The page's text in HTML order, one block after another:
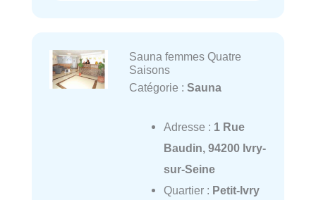
Sauna femmes Quatre
Saisons
Catégorie : Sauna
Adresse : 1 Rue
Baudin, 94200 Ivry-
sur-Seine
Quartier : Petit-Ivry